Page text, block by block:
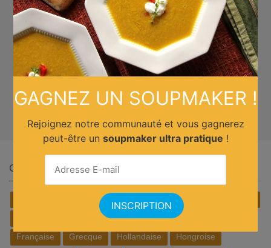
Quelle cuisine ?
Anglaise
Chinoise Cubaine
Française
Grecque Hollandaise
Hongroise
GAGNEZ UN SOUPMAKER !
Rejoignez notre communauté et vous gagnerez
peut-être un soupmaker ultra pratique !